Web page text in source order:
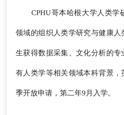
CPHU哥本哈根大学人类学
领域的组织人类学研究与健康
生获得数据采集、文化分析的
有人类学等相关领域本科背景，
季开放申请，第二年9月入学。